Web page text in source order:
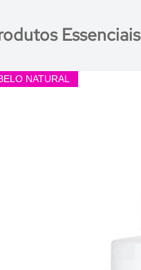
Essenciais
NATURAL